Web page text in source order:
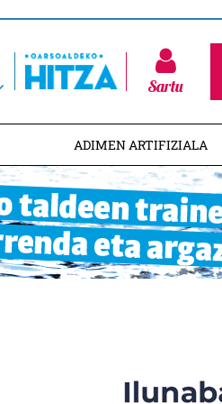
Sartu
ADIMEN ARTIFIZIALA